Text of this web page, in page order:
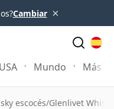
Cambiar ×
USA Mundo Más
escocés/Glenlivet Whisky